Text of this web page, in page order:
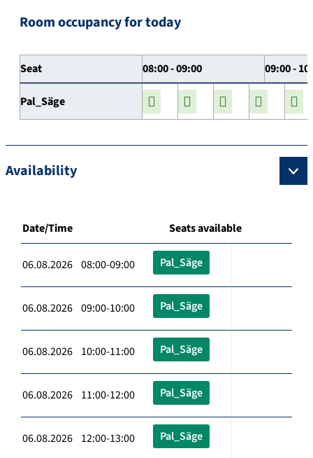
Room occupancy for today
Seat 08:00 - 09:00 09:00 -
Pal_Säge
Availability
Date/Time Seats available
06.08.2026 08:00-09:00 Pal_Säge
06.08.2026 09:00-10:00 Pal_Säge
06.08.2026 10:00-11:00 Pal_Säge
06.08.2026 11:00-12:00 Pal_Säge
06.08.2026 12:00-13:00 Pal_Säge